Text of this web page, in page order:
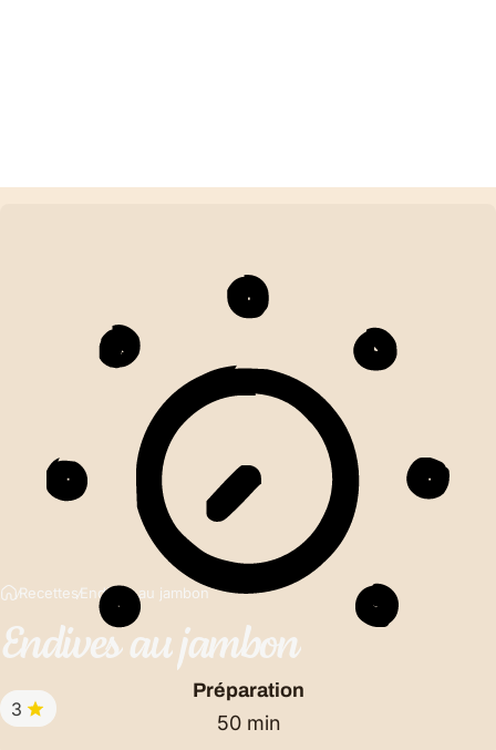
RecettesEndives au jambon
Endivesaujambon
3
Préparation
50 min